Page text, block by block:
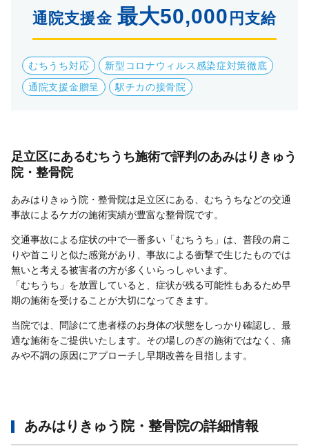
通院支援金 最大50,000 円支給
むちうち対応
新型コロナウィルス感染症対策徹底
通院支援金贈呈
駅チカの接骨院
足立区にあるむちうち施術で評判のあみはりきゅう
院・整骨院
あみはりきゅう院・整骨院は足立区にある、むちうちなどの交通
事故によるケガの施術実績が豊富な整骨院です。
交通事故による症状の中で一番多い「むちうち」は、普段の肩こ
りや首こりと似た感覚があり、事故による衝撃で生じたものでは
無いと考える被害者の方が多くいらっしゃいます。
「むちうち」を放置していると、症状が残る可能性もあるため早
期の施術を受けることが大切になってきます。
当院では、問診にて患者様のお身体の状態をしっかり確認し、最
適な施術をご提供いたします。その場しのぎの施術ではなく、痛
みや不調の原因にアプローチし早期改善を目指します。
あみはりきゅう院・整骨院の詳細情報